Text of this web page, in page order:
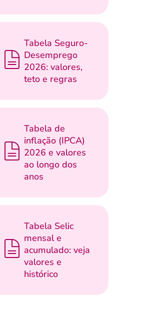
Tabela Seguro-
Desemprego
2026: valores,
teto e regras
Tabela de
inflação (IPCA)
2026 e valores
ao longo dos
anos
Tabela Selic
mensal e
acumulado: veja
valores e
histórico